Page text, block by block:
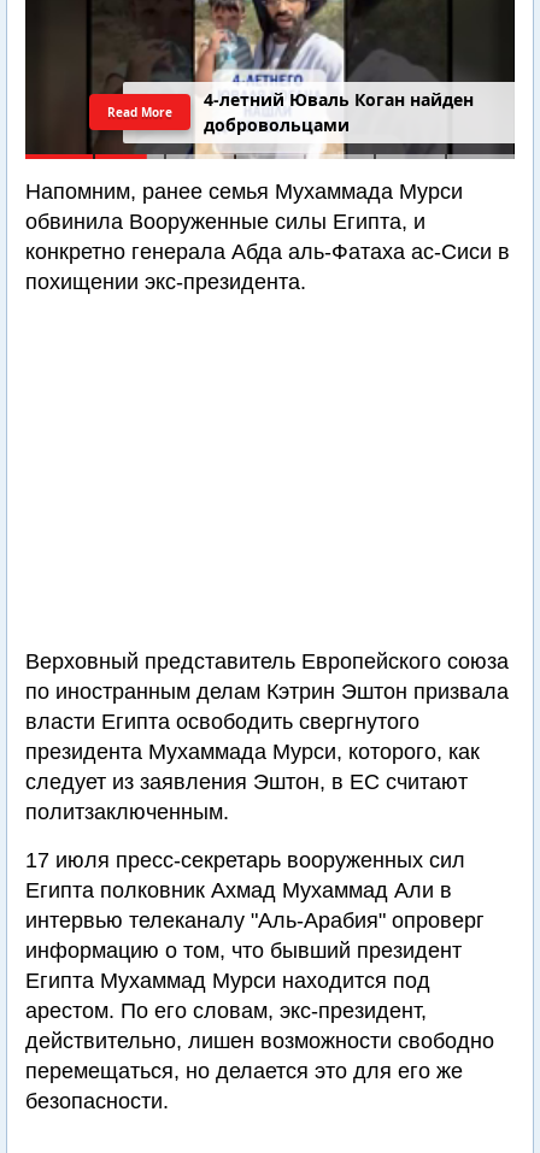
4-летний Юваль Коган найден
добровольцами
Read More
Напомним, ранее семья Мухаммада Мурси
обвинила Вооруженные силы Египта, и
конкретно генерала Абда аль-Фатаха ас-Сиси в
похищении экс-президента.
Верховный представитель Европейского союза
по иностранным делам Кэтрин Эштон призвала
власти Египта освободить свергнутого
президента Мухаммада Мурси, которого, как
следует из заявления Эштон, в ЕС считают
политзаключенным.
17 июля пресс-секретарь вооруженных сил
Египта полковник Ахмад Мухаммад Али в
интервью телеканалу "Аль-Арабия" опроверг
информацию о том, что бывший президент
Египта Мухаммад Мурси находится под
арестом. По его словам, экс-президент,
действительно, лишен возможности свободно
перемещаться, но делается это для его же
безопасности.